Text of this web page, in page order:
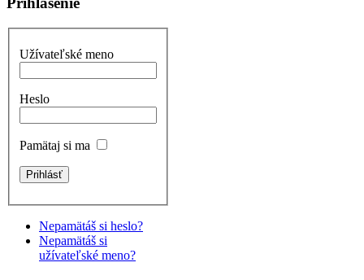
Užívateľské meno
Heslo
Pamätaj si ma
Nepamätáš si heslo?
Nepamätáš si
užívateľské meno?